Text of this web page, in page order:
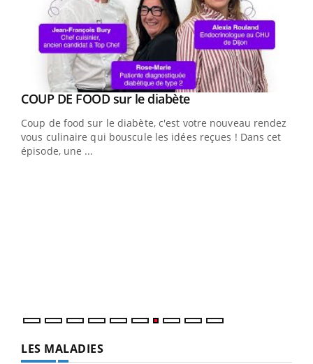
Youtube
COUP DE FOOD sur le diabèteYoutube
Coup de food sur le diabète, c'est votre nouveau rendez-
vous culinaire qui bouscule les idées reçues ! Dans cet
épisode, une ...
LES MALADIES